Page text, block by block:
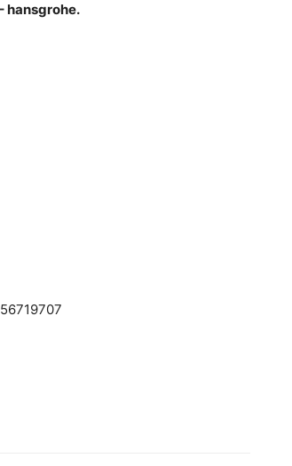
hansgrohe.